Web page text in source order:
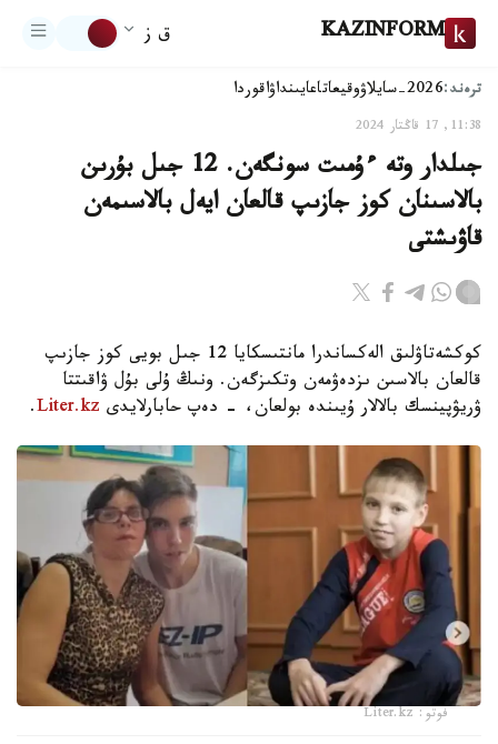
KAZINFORM ق ز
ترەند:2026-سايلاۋ وقيعاتاعايىنداۋاقوردا
11:38, 17 قاڭتار 2024
جىلدار وتە ءۇمىت سونگەن. 12 جىل بۇرىن
بالاسىنان كوز جازىپ قالعان ايەل بالاسىمەن
قاۋىشتى
كوكشەتاۋلىق الەكساندرا مانتىسكايا 12 جىل بويى كوز جازىپ
قالعان بالاسىن ىزدەۋمەن وتكىزگەن. ونىڭ ۇلى بۇل ۋاقىتتا
ۋريۋپينسك بالالار ۇيىندە بولعان، - دەپ حابارلايدى Liter.kz
.
فوتو: Liter.kz